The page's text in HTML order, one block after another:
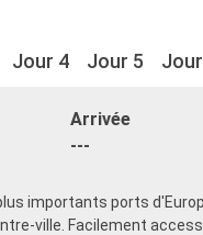
Jour 4 Jour 5
Arrivée
---
importants ports
ville. Facilement